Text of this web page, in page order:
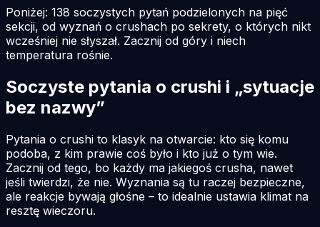
Poniżej: 138 soczystych pytań podzielonych na pięć
sekcji, od wyznań o crushach po sekrety, o których nikt
wcześniej nie słyszał. Zacznij od góry i niech
temperatura rośnie.
Soczyste pytania o crushi i „sytuacje
bez nazwy”
Pytania o crushi to klasyk na otwarcie: kto się komu
podoba, z kim prawie coś było i kto już o tym wie.
Zacznij od tego, bo każdy ma jakiegoś crusha, nawet
jeśli twierdzi, że nie. Wyznania są tu raczej bezpieczne,
ale reakcje bywają głośne – to idealnie ustawia klimat na
resztę wieczoru.